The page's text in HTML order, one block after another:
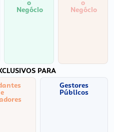
o
Negócio
o
Negócio
PARA
e
Gestores
Públicos